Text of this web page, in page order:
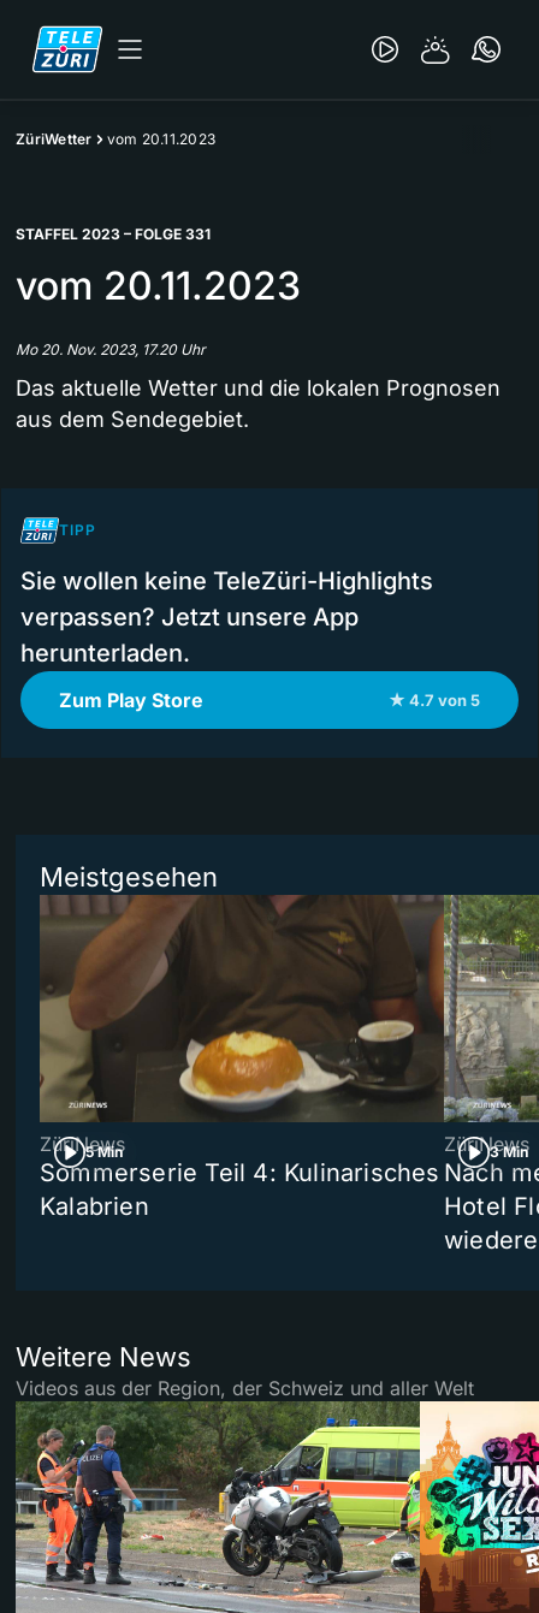
ZüriWetter vom 20.11.2023
STAFFEL 2023 – FOLGE 331
vom 20.11.2023
Mo 20. Nov. 2023, 17.20 Uhr
Das aktuelle Wetter und die lokalen Prognosen
aus dem Sendegebiet.
TIPP
Sie wollen keine TeleZüri-Highlights
verpassen? Jetzt unsere App
herunterladen.
Zum Play Store ★ 4.7 von 5
Meistgesehen
5 Min
ZüriNews
Sommerserie Teil 4: Kulinarisches
Kalabrien
3 Min
ZüriNews
Nach
Hotel
Weitere News
Videos aus der Region, der Schweiz und aller Welt